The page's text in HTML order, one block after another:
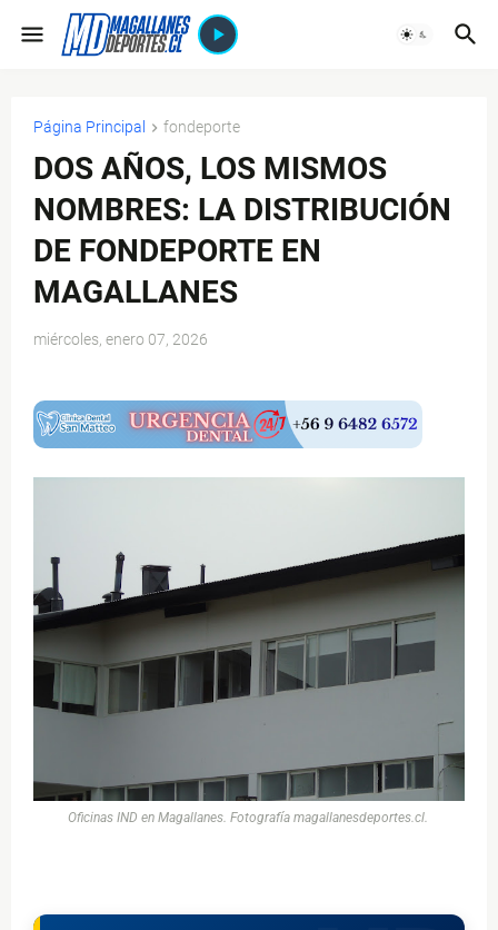
Página Principal fondeporte
DOS AÑOS, LOS MISMOS
NOMBRES: LA DISTRIBUCIÓN
DE FONDEPORTE EN
MAGALLANES
miércoles, enero 07, 2026
Oficinas IND en Magallanes. Fotografía magallanesdeportes.cl.